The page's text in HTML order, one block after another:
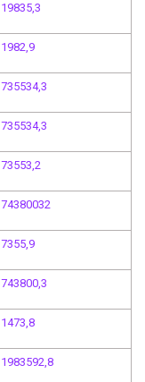
19835,3
1982,9
735534,3
735534,3
73553,2
74380032
7355,9
743800,3
1473,8
1983592,8